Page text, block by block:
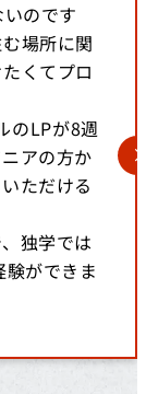
のです
場所に関
くてプロ
のLPが8週
アの方か
ただける
独学では
ができま